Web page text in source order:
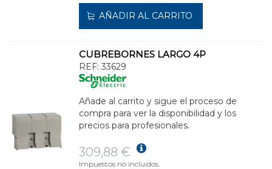
AÑADIR AL CARRITO
CUBREBORNES LARGO 4P
REF: 33629
Añade al carrito y sigue el proceso de
compra para ver la disponibilidad y los
precios para profesionales.
309,88 €
Impuestos no incluidos.